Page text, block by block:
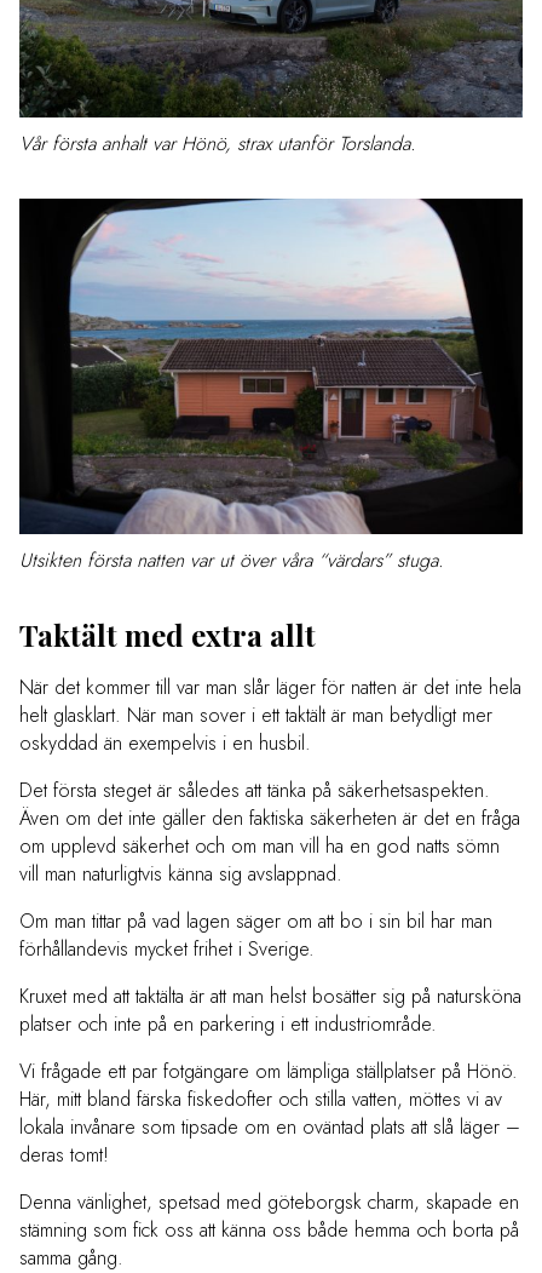
Vår första anhalt var Hönö, strax utanför Torslanda.
Utsikten första natten var ut över våra “värdars” stuga.
Taktält med extra allt
När det kommer till var man slår läger för natten är det inte hela
helt glasklart. När man sover i ett taktält är man betydligt mer
oskyddad än exempelvis i en husbil.
Det första steget är således att tänka på säkerhetsaspekten.
Även om det inte gäller den faktiska säkerheten är det en fråga
om upplevd säkerhet och om man vill ha en god natts sömn
vill man naturligtvis känna sig avslappnad.
Om man tittar på vad lagen säger om att bo i sin bil har man
förhållandevis mycket frihet i Sverige.
Kruxet med att taktälta är att man helst bosätter sig på natursköna
platser och inte på en parkering i ett industriområde.
Vi frågade ett par fotgängare om lämpliga ställplatser på Hönö.
Här, mitt bland färska fiskedofter och stilla vatten, möttes vi av
lokala invånare som tipsade om en oväntad plats att slå läger –
deras tomt!
Denna vänlighet, spetsad med göteborgsk charm, skapade en
stämning som fick oss att känna oss både hemma och borta på
samma gång.